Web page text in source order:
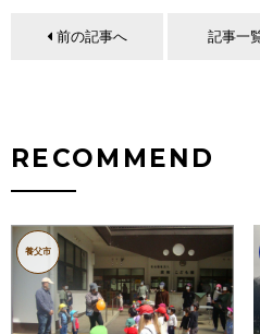
前の記事へ 記事一
RECOMMEND
養父市